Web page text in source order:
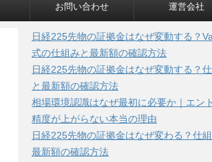
お問い合わせ 運営会社
日経225先物の証拠金はなぜ変動する？
式の仕組みと最新額の確認方法
日経225先物の証拠金はなぜ変動する？
と最新額の確認方法
相場環境認識はなぜ最初に必要か｜エン
精度が上がらない本当の理由
日経225先物の証拠金はなぜ変わる？仕
最新額の確認方法